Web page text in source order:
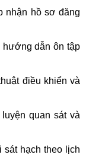
nhận hồ sơ đăng
hướng dẫn ôn tập
điều khiển và
quan sát và
sát hạch theo lịch